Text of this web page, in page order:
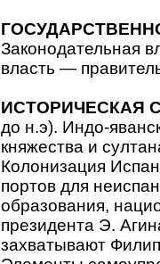
Законодательная
власть —
ИСТОРИЧЕСКАЯ
до н.э). Индо-
княжества и
Колонизация
портов для
образования,
президента Э.
захватывают